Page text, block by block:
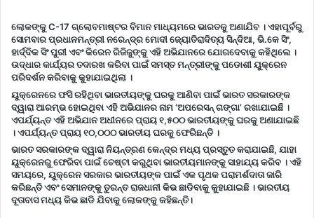
ଲୋକଙ୍କୁ C-17 ଗ୍ଲୋବମାଷ୍ଟର ବିମାନ ମାଧ୍ୟମରେ ଭାରତକୁ ଅଣାଯିବ । ଏହାପୂର୍ବରୁ
ସୋମବାର ପ୍ରଧାନମନ୍ତ୍ରୀ ନରେନ୍ଦ୍ର ମୋଦୀ ଜ୍ୟୋତିରାଦିତ୍ୟ ସିନ୍ଦିଆ, ଭି.କେ ସିଂ,
ହାର୍ଦ୍ଦିକ ସିଂ ପୁରୀ ଏବଂ କିରେନ ରିଜିଜୁଙ୍କୁ ଏହି ଅଭିଯାନରେ ଯୋଗଦେବାକୁ କହିଥିଲେ ।
ଉଦ୍ଧାର କାର୍ଯ୍ୟର ତଦାରଖ କରିବା ପାଇଁ ସମସ୍ତ ମନ୍ତ୍ରୀଙ୍କୁ ପଡୋଶୀ ୟୁକ୍ରେନ
ପରିଦର୍ଶନ କରିବାକୁ କୁହାଯାଇଥିଲା ।
ୟୁକ୍ରେନରେ ଫସି ରହିଥିବା ଭାରତୀୟଙ୍କୁ ଘରକୁ ଆଣିବା ପାଇଁ ଭାରତ ସରକାରଙ୍କ
ଦ୍ୱାରା ଆରମ୍ଭ ହୋଇଥିବା ଏହି ଅଭିଯାନର ନାମ ‘ଅପରେସନ୍ ଗଙ୍ଗା’ ରଖାଯାଇଛି ।
ଏପର୍ଯ୍ୟନ୍ତ ଏହି ଅଭିଯାନ ଅଧୀନରେ ପ୍ରାୟ ୧,୫୦୦ ଭାରତୀୟଙ୍କୁ ଘରକୁ ଅଣାଯାଇଛି
। ଏପର୍ଯ୍ୟନ୍ତ ପ୍ରାୟ ୧୦,୦୦୦ ଭାରତୀୟ ଘରକୁ ଫେରିଛନ୍ତି ।
ଭାରତ ସରକାରଙ୍କ ଦ୍ୱାରା ନିୟନ୍ତ୍ରଣ କେନ୍ଦ୍ର ମଧ୍ୟ ପ୍ରସ୍ତୁତ କରାଯାଇଛି, ଯାହା
ୟୁକ୍ରେନରୁ ଫେରିବା ପାଇଁ ଚେଷ୍ଟା କରୁଥିବା ଭାରତୀୟମାନଙ୍କୁ ସାହାଯ୍ୟ କରିବ । ଏହି
ସମୟରେ, ୟୁକ୍ରେନ ସରକାର ଭାରତୀୟଙ୍କ ପାଇଁ ଏକ ପୃଥକ ପରାମର୍ଶଦାତା ଜାରି
କରିଛନ୍ତି ଏବଂ ସେମାନଙ୍କୁ ତୁରନ୍ତ ରାଜଧାନୀ କିଭ ଛାଡିବାକୁ କୁହାଯାଇଛି । ଭାରତୀୟ
ଦୂତାବାସ ମଧ୍ୟ କିଭ ଛାଡି ଯିବାକୁ ଲୋକଙ୍କୁ କହିଛନ୍ତି।